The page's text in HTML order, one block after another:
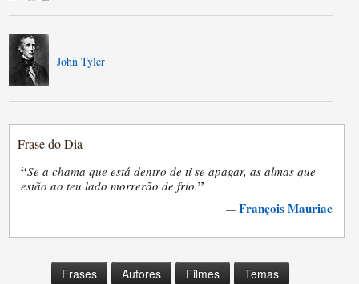
John Tyler
Frase do Dia
“Se a chama que está dentro de ti se apagar, as almas que
estão ao teu lado morrerão de frio.”
—François Mauriac
Frases Autores Filmes Temas